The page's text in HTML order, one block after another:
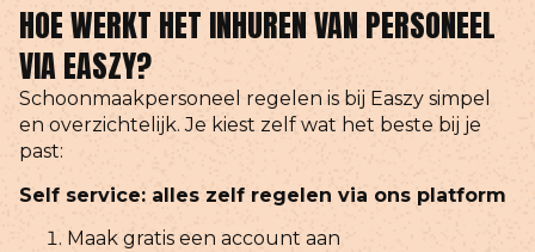
HOE WERKT HET INHUREN VAN PERSONEEL
VIA EASZY?
Schoonmaakpersoneel regelen is bij Easzy simpel
en overzichtelijk. Je kiest zelf wat het beste bij je
past:
Self service: alles zelf regelen via ons platform
Maak gratis een account aan